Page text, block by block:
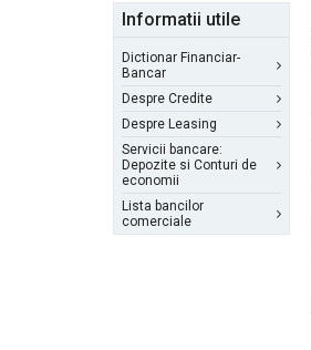
Informatii utile
Dictionar Financiar-
Bancar
Despre Credite
Despre Leasing
Servicii bancare:
Depozite si Conturi de
economii
Lista bancilor
comerciale